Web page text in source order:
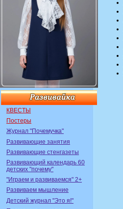
КВЕСТЫ
Постеры
Журнал "Почемучка"
Развивающие занятия
Развивающие стенгазеты
Развивающий календарь 60
детских "почему"
"Играем и развиваемся" 2+
Развиваем мышление
Детский журнал "Это я!"